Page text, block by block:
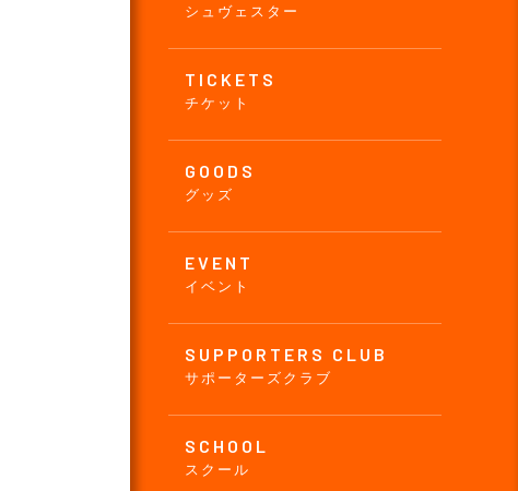
シュヴェスター
TICKETS
チケット
GOODS
グッズ
EVENT
イベント
SUPPORTERS CLUB
サポーターズクラブ
SCHOOL
スクール